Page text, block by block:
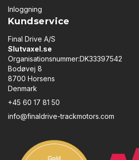
Inloggning
Kundservice
Final Drive A/S
Slutvaxel.se
Organisationsnummer:DK33397542
Bodøvej 8
8700 Horsens
Denmark
+45 60 17 81 50
info@finaldrive-trackmotors.com